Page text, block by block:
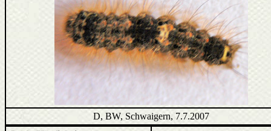
D, BW, Schwaigern, 7.7.2007